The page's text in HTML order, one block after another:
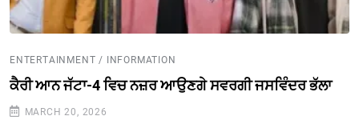
ENTERTAINMENT / INFORMATION
ਕੈਰੀ ਆਨ ਜੱਟਾ-4 ਵਿਚ ਨਜ਼ਰ ਆਉਣਗੇ ਸਵਰਗੀ ਜਸਵਿੰਦਰ ਭੱਲਾ
MARCH 20, 2026